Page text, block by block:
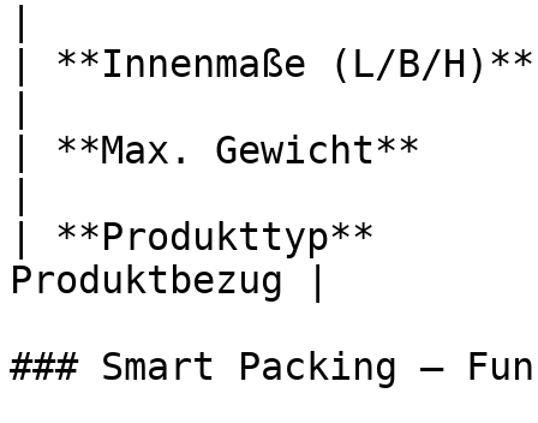
| **Innenmaße (L/B/
| **Max. Gewicht**
| **Produkttyp**
Produktbezug |
### Smart Packing –